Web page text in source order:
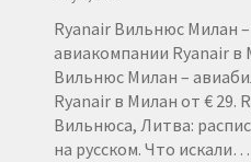
Ryanair Вильнюс Милан
авиакомпании Ryanair в
Вильнюс Милан –
Ryanair в Милан от € 29.
Вильнюса, Литва:
на русском. Что искали…